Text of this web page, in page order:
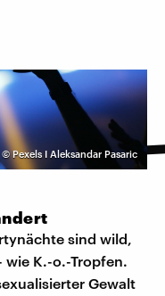
©Pexels I Aleksandar Pasaric
sind wild,
wie K.-o.-Tropfen.
Gewalt